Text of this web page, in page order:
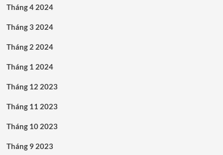
Tháng 4 2024
Tháng 3 2024
Tháng 2 2024
Tháng 1 2024
Tháng 12 2023
Tháng 11 2023
Tháng 10 2023
Tháng 9 2023